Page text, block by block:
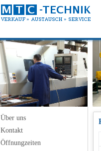
Über uns
Kontakt
Öffnungzeiten